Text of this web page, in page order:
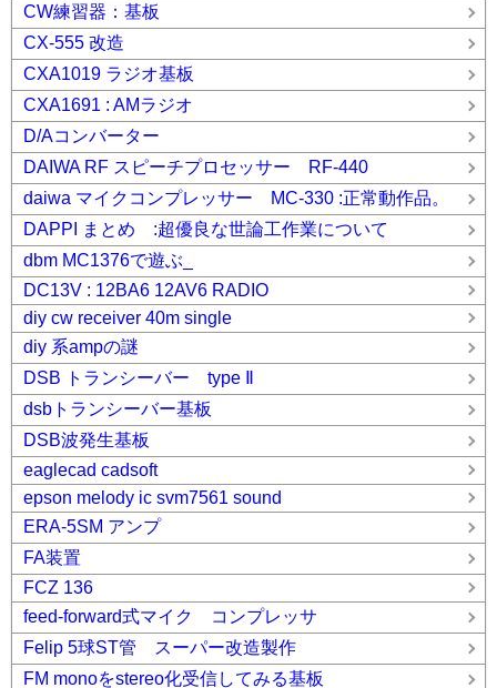
CW練習器：基板
CX-555 改造
CXA1019 ラジオ基板
CXA1691 : AMラジオ
D/Aコンバーター
DAIWA RF スピーチプロセッサー RF-440
daiwa マイクコンプレッサー MC-330 :正常動作品。
DAPPI まとめ :超優良な世論工作業について
dbm MC1376で遊ぶ_
DC13V : 12BA6 12AV6 RADIO
diy cw receiver 40m single
diy 系ampの謎
DSB トランシーバー type Ⅱ
dsbトランシーバー基板
DSB波発生基板
eaglecad cadsoft
epson melody ic svm7561 sound
ERA-5SM アンプ
FA装置
FCZ 136
feed-forward式マイク コンプレッサ
Felip 5球ST管 スーパー改造製作
FM monoをstereo化受信してみる基板